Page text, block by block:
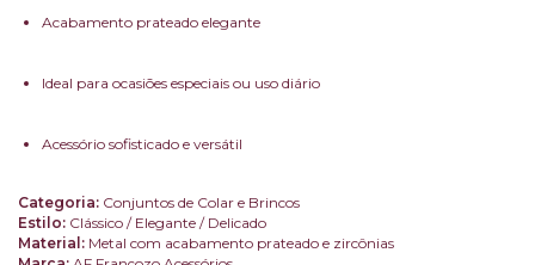
Acabamento prateado elegante
Ideal para ocasiões especiais ou uso diário
Acessório sofisticado e versátil
Categoria: Conjuntos de Colar e Brincos
Estilo: Clássico / Elegante / Delicado
Material: Metal com acabamento prateado e zircônias